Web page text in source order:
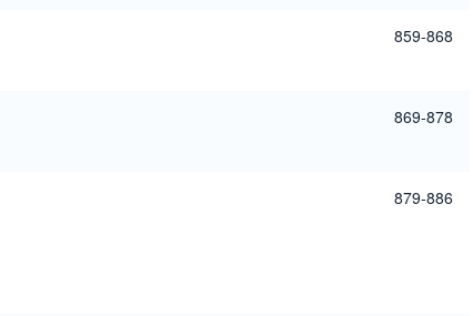
859-868
869-878
879-886